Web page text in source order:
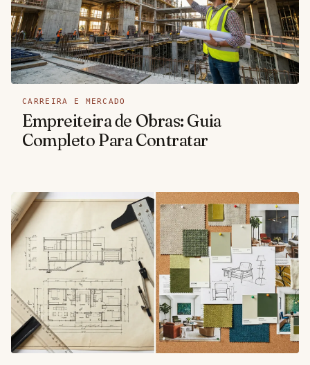
CARREIRA E MERCADO
Empreiteira de Obras: Guia
Completo Para Contratar